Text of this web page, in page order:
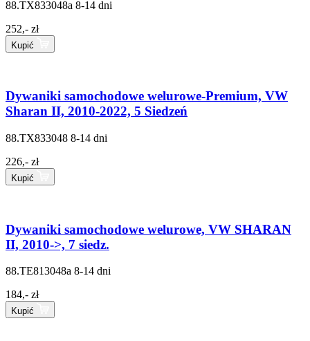
88.TX833048a 8-14 dni
252,- zł
Kupić
Dywaniki samochodowe welurowe-Premium, VW
Sharan II, 2010-2022, 5 Siedzeń
88.TX833048 8-14 dni
226,- zł
Kupić
Dywaniki samochodowe welurowe, VW SHARAN
II, 2010->, 7 siedz.
88.TE813048a 8-14 dni
184,- zł
Kupić